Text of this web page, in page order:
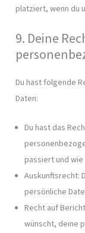
platziert, wenn du
9. Deine
Du hast folgende
Daten:
Du hast das
passiert und
Auskunftsrecht:
persönliche
Recht auf
wünscht, deine